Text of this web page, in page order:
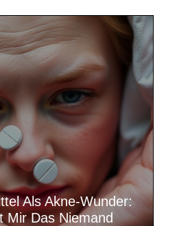
Als Akne-Wunder:
Mir Das Niemand